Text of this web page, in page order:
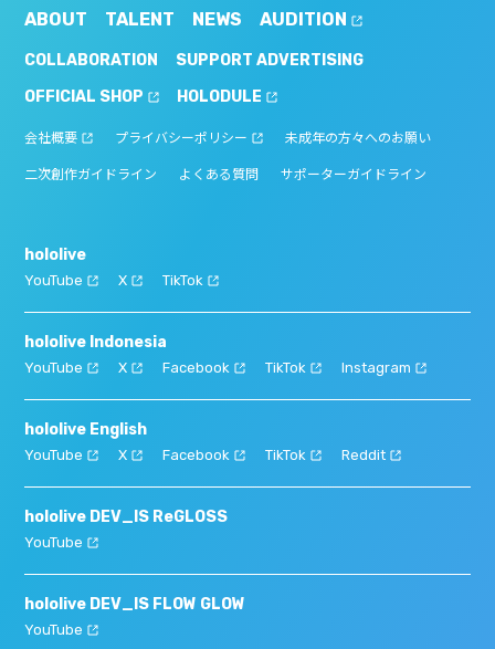
ABOUT TALENT NEWS AUDITION
COLLABORATION
SUPPORT ADVERTISING
OFFICIAL SHOP
HOLODULE
会社概要 プライバシーポリシー 未成年の方々へのお願い
二次創作ガイドライン よくある質問 サポーターガイドライン
hololive
YouTube X TikTok
hololive Indonesia
YouTube X Facebook TikTok Instagram
hololive English
YouTube X Facebook TikTok Reddit
hololive DEV_IS ReGLOSS
YouTube
hololive DEV_IS FLOW GLOW
YouTube